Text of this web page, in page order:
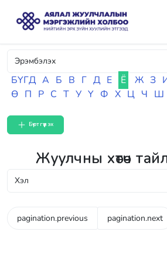
БҮГД А Б В Г Д Е Ё Ж З
Ө П Р С Т У Ү Ф Х Ц Ч Ш
Бүртгүүлэх
Жуулчны хөтөч
pagination.previous pagination.next